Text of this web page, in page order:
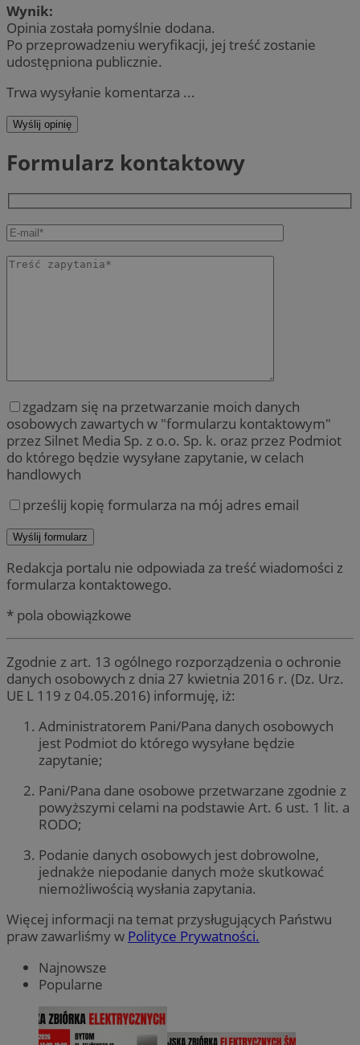
Wynik:
Opinia została pomyślnie dodana.
Po przeprowadzeniu weryfikacji, jej treść zostanie
udostępniona publicznie.
Trwa wysyłanie komentarza ...
Wyślij opinię
Formularz kontaktowy
zgadzam się na przetwarzanie moich danych
osobowych zawartych w "formularzu kontaktowym"
przez Silnet Media Sp. z o.o. Sp. k. oraz przez Podmiot
do którego będzie wysyłane zapytanie, w celach
handlowych
prześlij kopię formularza na mój adres email
Redakcja portalu nie odpowiada za treść wiadomości z
formularza kontaktowego.
* pola obowiązkowe
Zgodnie z art. 13 ogólnego rozporządzenia o ochronie
danych osobowych z dnia 27 kwietnia 2016 r. (Dz. Urz.
UE L 119 z 04.05.2016) informuję, iż:
Administratorem Pani/Pana danych osobowych
jest Podmiot do którego wysyłane będzie
zapytanie;
Pani/Pana dane osobowe przetwarzane zgodnie z
powyższymi celami na podstawie Art. 6 ust. 1 lit. a
RODO;
Podanie danych osobowych jest dobrowolne,
jednakże niepodanie danych może skutkować
niemożliwością wysłania zapytania.
Więcej informacji na temat przysługujących Państwu
praw zawarliśmy w Polityce Prywatności.
Najnowsze
Popularne